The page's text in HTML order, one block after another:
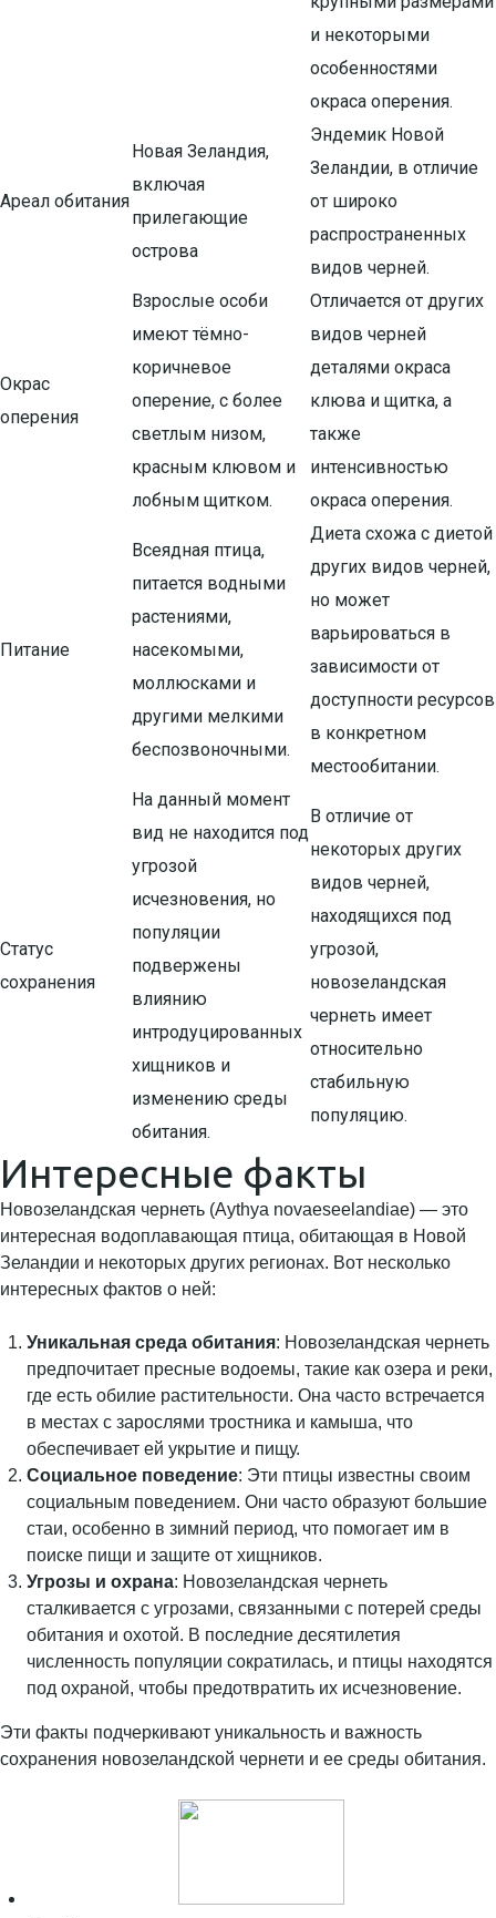
и некоторыми
особенностями
окраса оперения.
Ареал обитания
Новая Зеландия,
включая
прилегающие
острова
Эндемик Новой
Зеландии, в отличие
от широко
распространенных
видов черней.
Окрас
оперения
Взрослые особи
имеют тёмно-
коричневое
оперение, с более
светлым низом,
красным клювом и
лобным щитком.
Отличается от других
видов черней
деталями окраса
клюва и щитка, а
также
интенсивностью
окраса оперения.
Питание
Всеядная птица,
питается водными
растениями,
насекомыми,
моллюсками и
другими мелкими
беспозвоночными.
Диета схожа с диетой
других видов черней,
но может
варьироваться в
зависимости от
доступности ресурсов
в конкретном
местообитании.
Статус
сохранения
На данный момент
вид не находится под
угрозой
исчезновения, но
популяции
подвержены
влиянию
интродуцированных
хищников и
изменению среды
обитания.
В отличие от
некоторых других
видов черней,
находящихся под
угрозой,
новозеландская
чернеть имеет
относительно
стабильную
популяцию.
Интересные факты
Новозеландская чернеть (Aythya novaeseelandiae) — это
интересная водоплавающая птица, обитающая в Новой
Зеландии и некоторых других регионах. Вот несколько
интересных фактов о ней:
Уникальная среда обитания: Новозеландская чернеть
предпочитает пресные водоемы, такие как озера и реки,
где есть обилие растительности. Она часто встречается
в местах с зарослями тростника и камыша, что
обеспечивает ей укрытие и пищу.
Социальное поведение: Эти птицы известны своим
социальным поведением. Они часто образуют большие
стаи, особенно в зимний период, что помогает им в
поиске пищи и защите от хищников.
Угрозы и охрана: Новозеландская чернеть
сталкивается с угрозами, связанными с потерей среды
обитания и охотой. В последние десятилетия
численность популяции сократилась, и птицы находятся
под охраной, чтобы предотвратить их исчезновение.
Эти факты подчеркивают уникальность и важность
сохранения новозеландской чернети и ее среды обитания.